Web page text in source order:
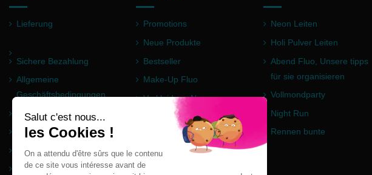
Lieferung
Sichere Bezahlung
Allgemeine
Geschäftsbedingungen
Impressum
Häufig gestellte Fragen
Partner
Seitenverzeichnis
Promotions
Neue Produkte
Bestseller
Make-Up Fluo
Verkleidung Neon
Pulver Holi
Neon Leiten
Holi Pulver Leiten
Abend Fluo, Unsere tipps
für sie organisieren
Vollmondparty
Night Run
Rennen bunte